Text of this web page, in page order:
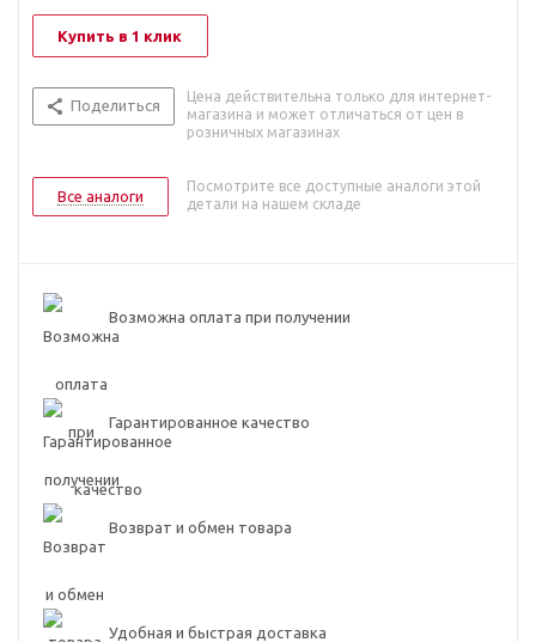
Купить в 1 клик
Поделиться
Цена действительна только для интернет-
магазина и может отличаться от цен в
розничных магазинах
Все аналоги
Посмотрите все доступные аналоги этой
детали на нашем складе
Возможна оплата при получении
Гарантированное качество
Возврат и обмен товара
Удобная и быстрая доставка